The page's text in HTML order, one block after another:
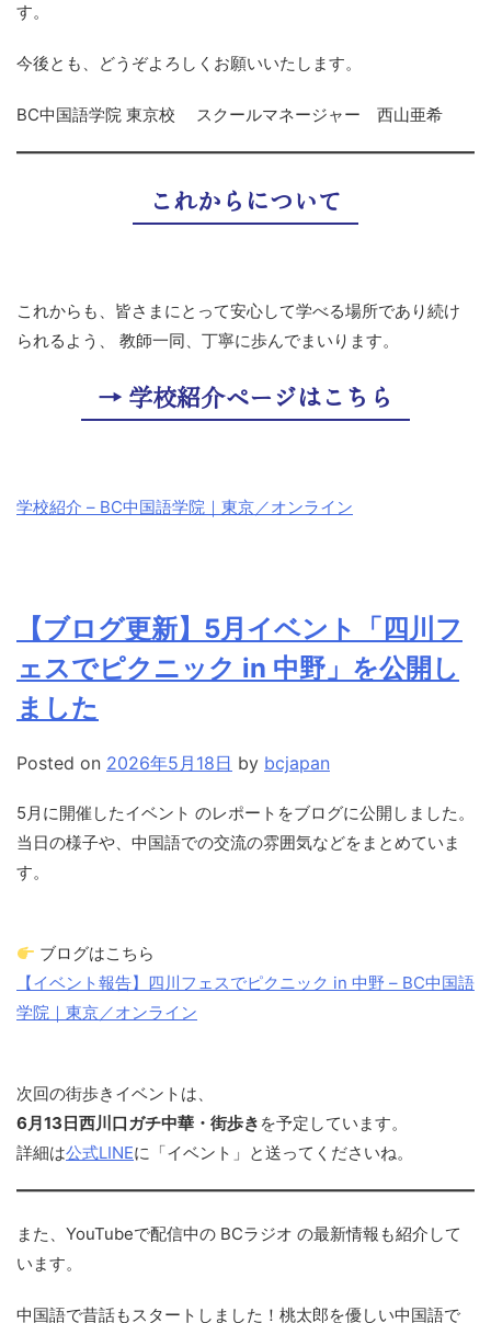
す。
今後とも、どうぞよろしくお願いいたします。
BC中国語学院 東京校 スクールマネージャー 西山亜希
これからについて
これからも、皆さまにとって安心して学べる場所であり続け
られるよう、 教師一同、丁寧に歩んでまいります。
→ 学校紹介ページはこちら
学校紹介 – BC中国語学院｜東京／オンライン
【ブログ更新】5月イベント「四川フ
ェスでピクニック in 中野」を公開し
ました
Posted on 2026年5月18日 by bcjapan
5月に開催したイベント のレポートをブログに公開しました。
当日の様子や、中国語での交流の雰囲気などをまとめていま
す。
ブログはこちら
【イベント報告】四川フェスでピクニック in 中野 – BC中国語
学院｜東京／オンライン
次回の街歩きイベントは、
6月13日西川口ガチ中華・街歩き を予定しています。
詳細は公式LINEに「イベント」と送ってくださいね。
また、YouTubeで配信中の BCラジオ の最新情報も紹介して
います。
中国語で昔話もスタートしました！桃太郎を優しい中国語で